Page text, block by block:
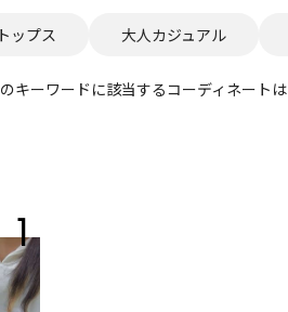
トップス 大人カジュアル
キーワードに該当するコーディネートは
1